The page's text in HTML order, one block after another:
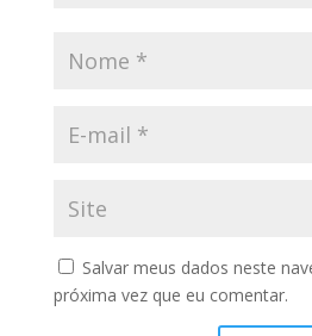
Salvar meus dados neste
próxima vez que eu comentar.